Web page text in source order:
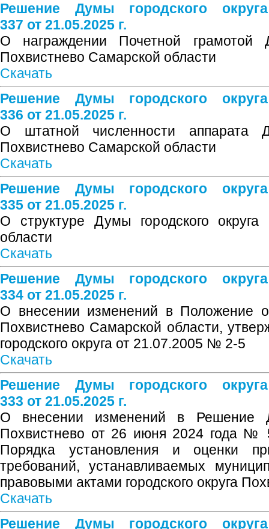
Решение Думы городского
337 от 21.05.2025 г.
О награждении Почетной грамотой
Похвистнево Самарской области
Скачать
Решение Думы городского
336 от 21.05.2025 г.
О штатной численности аппарата
Похвистнево Самарской области
Скачать
Решение Думы городского
335 от 21.05.2025 г.
О структуре Думы городского
области
Скачать
Решение Думы городского
334 от 21.05.2025 г.
О внесении изменений в Положение о
Похвистнево Самарской области,
городского округа от 21.07.2005 № 2-5
Скачать
Решение Думы городского
333 от 21.05.2025 г.
О внесении изменений в Решение
Похвистнево от 26 июня 2024 года №
Порядка установления и оценки
требований, устанавливаемых
правовыми актами городского округа
Скачать
Решение Думы городского